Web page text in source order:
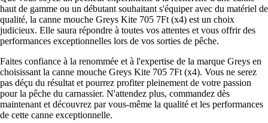
haut de gamme ou un débutant souhaitant s'équiper avec du matériel de
qualité, la canne mouche Greys Kite 705 7Ft (x4) est un choix
judicieux. Elle saura répondre à toutes vos attentes et vous offrir des
performances exceptionnelles lors de vos sorties de pêche.
Faites confiance à la renommée et à l'expertise de la marque Greys en
choisissant la canne mouche Greys Kite 705 7Ft (x4). Vous ne serez
pas déçu du résultat et pourrez profiter pleinement de votre passion
pour la pêche du carnassier. N'attendez plus, commandez dès
maintenant et découvrez par vous-même la qualité et les performances
de cette canne exceptionnelle.